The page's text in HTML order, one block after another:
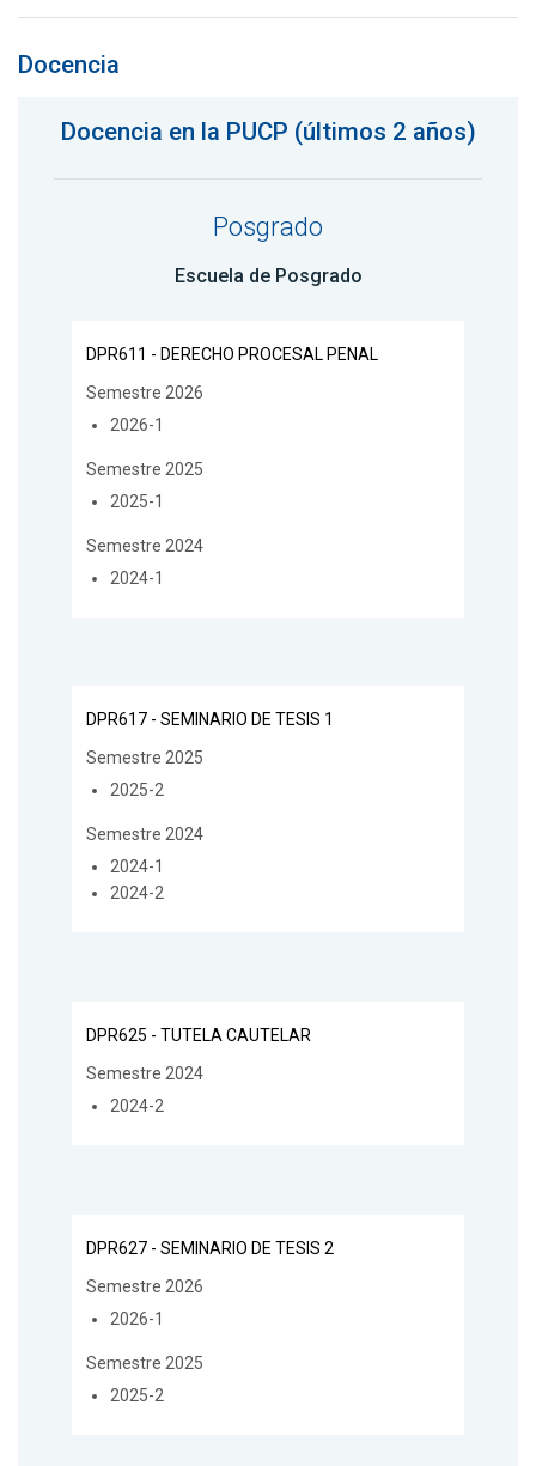
Docencia
Docencia en la PUCP (últimos 2 años)
Posgrado
Escuela de Posgrado
DPR611 - DERECHO PROCESAL PENAL
Semestre 2026
2026-1
Semestre 2025
2025-1
Semestre 2024
2024-1
DPR617 - SEMINARIO DE TESIS 1
Semestre 2025
2025-2
Semestre 2024
2024-1
2024-2
DPR625 - TUTELA CAUTELAR
Semestre 2024
2024-2
DPR627 - SEMINARIO DE TESIS 2
Semestre 2026
2026-1
Semestre 2025
2025-2